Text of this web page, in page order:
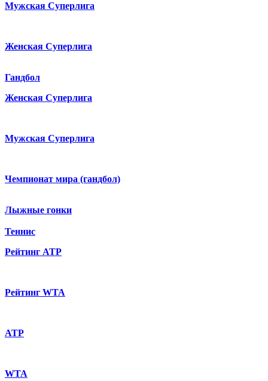
Мужская Суперлига
Женская Суперлига
Гандбол
Женская Суперлига
Мужская Суперлига
Чемпионат мира (гандбол)
Лыжные гонки
Теннис
Рейтинг ATP
Рейтинг WTA
ATP
WTA